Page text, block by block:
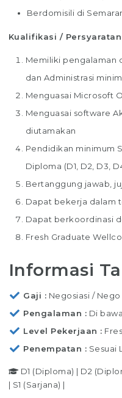
Berdomisili di
Kualifikasi / Persyaratan
Memiliki pengalaman
dan Administrasi
Menguasai Microsoft
Menguasai software
diutamakan
Pendidikan minimum
Diploma (D1, D2, D3,
Bertanggung jawab,
Dapat bekerja dalam
Dapat berkoordinasi
Fresh Graduate
Informasi
Gaji
Negosiasi / Nego
Pengalaman
Di
Level Pekerjaan
Penempatan
Sesuai
D1 (Diploma) | D2
| S1 (Sarjana) |